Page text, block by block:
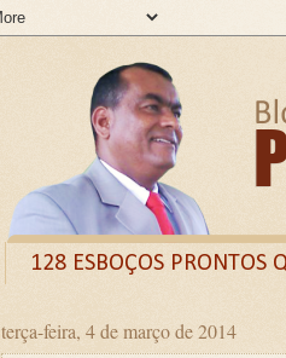
128 ESBOÇOS PRONTOS
Odysee
Livro
terça-feira, 4 de março de 2014